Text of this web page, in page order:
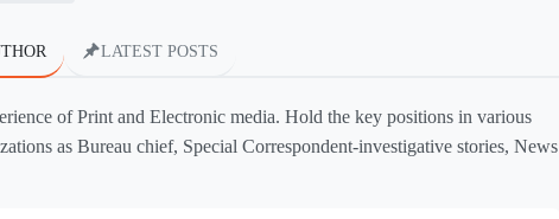
LATEST POSTS
of Print and Electronic media. Hold the key positions in various
as Bureau chief, Special Correspondent-investigative stories, News